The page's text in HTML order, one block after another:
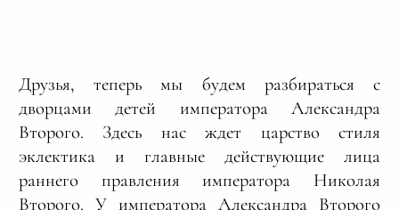
Друзья, теперь мы будем разбираться с
дворцами детей императора Александра
Второго. Здесь нас ждет царство стиля
эклектика и главные действующие лица
раннего правления императора Николая
Второго. У императора Александра Второго